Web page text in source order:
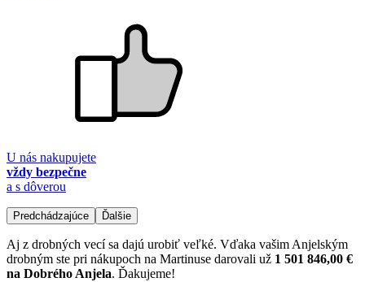
U nás nakupujete
vždy bezpečne
a s dôverou
Predchádzajúce Ďalšie
Aj z drobných vecí sa dajú urobiť veľké. Vďaka vašim Anjelským
drobným ste pri nákupoch na Martinuse darovali už 1 501 846,00 €
na Dobrého Anjela. Ďakujeme!